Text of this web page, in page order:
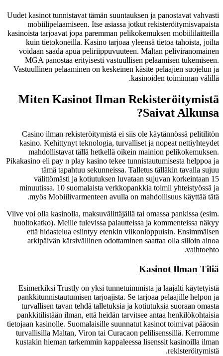
Uudet kasinot tunnistavat tämän suuntauksen ja panostavat vahvasti
mobiilipelaamiseen. Itse asiassa jotkut rekisteröitymisvapaista
kasinoista tarjoavat jopa paremman pelikokemuksen mobiililaitteilla
kuin tietokoneilla. Kasino tarjoaa yleensä tietoa tahoista, joilta
voidaan saada apua peliriippuvuuteen. Maltan peliviranomainen
MGA panostaa erityisesti vastuullisen pelaamisen tukemiseen.
Vastuullinen pelaaminen on keskeinen käsite pelaajien suojelun ja
kasinoiden toiminnan välillä.
Miten Kasinot Ilman Rekisteröitymistä
Saivat Alkunsa?
Casino ilman rekisteröitymistä ei siis ole käytännössä pelitilitön
kasino. Kehittynyt teknologia, turvalliset ja nopeat nettiyhteydet
mahdollistavat tällä hetkellä oikein mainion pelikokemuksen.
Pikakasino eli pay n play kasino tekee tunnistautumisesta helppoa ja
tämä tapahtuu sekunneissa. Talletus tälläkin tavalla sujuu
välittömästi ja kotiutuksen luvataan sujuvan korkeintaan 15
minuutissa. 10 suomalaista verkkopankkia toimii yhteistyössä ja
myös Mobiilivarmenteen avulla on mahdollisuus käyttää tätä.
Viive voi olla kasinolla, maksuvälittäjällä tai omassa pankissa (esim.
huoltokatko). Meille tulevissa palautteissa ja kommenteissa näkyy
että hidastelua esiintyy etenkin viikonloppuisin. Ensimmäisen
arkipäivän kärsivällinen odottaminen saattaa olla silloin ainoa
vaihtoehto.
Kasinot Ilman Tiliä
Esimerkiksi Trustly on yksi tunnetuimmista ja laajalti käytetyistä
pankkitunnistautumisen tarjoajista. Se tarjoaa pelaajille helpon ja
turvallisen tavan tehdä talletuksia ja kotiutuksia suoraan omasta
pankkitilistään ilman, että heidän tarvitsee antaa henkilökohtaisia
tietojaan kasinolle. Suomalaisille suunnatut kasinot toimivat pääosin
turvallisilla Maltan, Viron tai Curacaon pelilisenssillä. Kerromme
kustakin hieman tarkemmin kappaleessa lisenssit kasinoilla ilman
rekisteröitymistä.